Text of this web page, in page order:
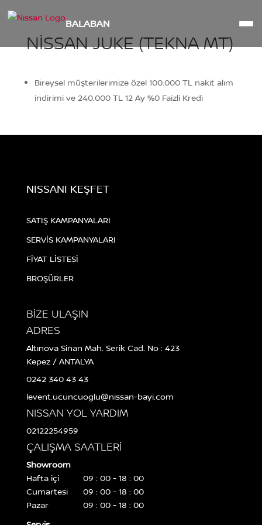
BALABAN
NISSAN JUKE (TEKNA MT)
Bireysel müşterilerimize özel 100.000 TL nakit alım
indirimi ve 240.000 TL 12 Ay %0 Faizli Kredi
NISSANI KEŞFET
SATIŞ KAMPANYALARI
SERVİS KAMPANYALARI
FİYAT LİSTESİ
BROŞÜRLER
BİZE ULAŞIN
ADRES
Altınova Sinan Mah. Serik Cad. No : 423
Kepez / ANTALYA
0242 340 43 43
levent.ucuncuoglu@nissan-bayi.com
NISSAN YOL YARDIM
02122254959
ÇALIŞMA SAATLERİ
Showroom
Hafta içi
09 : 00 - 18 : 00
Cumartesi
09 : 00 - 18 : 00
Pazar
09 : 00 - 18 : 00